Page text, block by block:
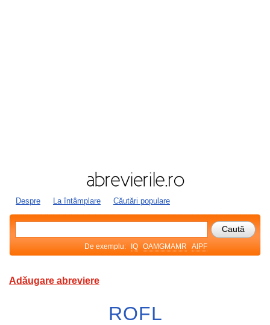
Despre La întâmplare Căutări populare
De exemplu: IQ OAMGMAMR AIPF
Adăugare abreviere
ROFL